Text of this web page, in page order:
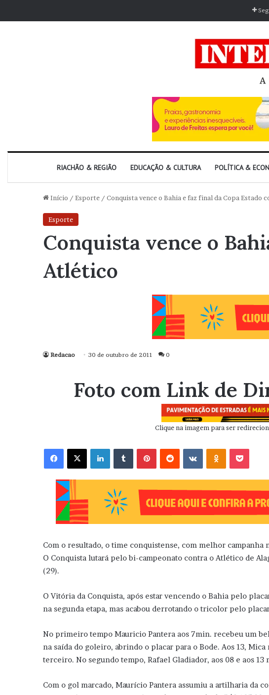
RIACHÃO & REGIÃO EDUCAÇÃO & CULTURA POLÍTICA &
Início / Esporte / Conquista vence o Bahia e faz final da Copa Estado
Esporte
Conquista vence o
Atlético
Redacao 30 de outubro de 2011 0
Foto com Link de
Clique na imagem para ser
Facebook X Linkedin VK OK
Com o resultado, o time conquistense, com melhor campanha
O Conquista lutará pelo bi-campeonato contra o Atlético de
(29).
O Vitória da Conquista, após estar vencendo o Bahia pelo
na segunda etapa, mas acabou derrotando o tricolor pelo
No primeiro tempo Mauricio Pantera aos 7min. recebeu um
na saída do goleiro, abrindo o placar para o Bode. Aos 13,
terceiro. No segundo tempo, Rafael Gladiador, aos 08 e aos
Com o gol marcado, Maurício Pantera assumiu a artilharia da